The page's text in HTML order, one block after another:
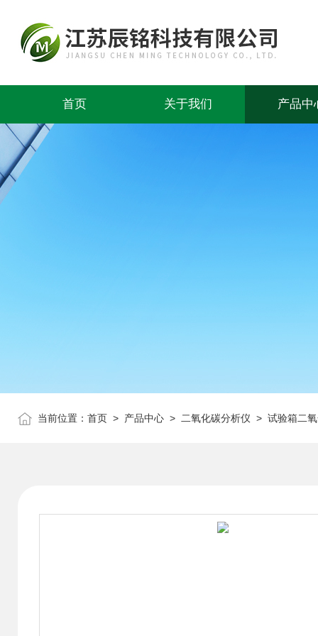
首页 关于我们 产品中
当前位置： 首页 > 产品中心 > 二氧化碳分析仪 > 试验箱二